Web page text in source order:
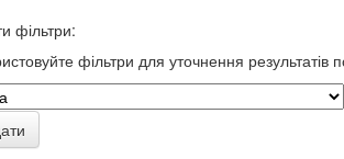
фільтри:
фільтри для уточнення результатів